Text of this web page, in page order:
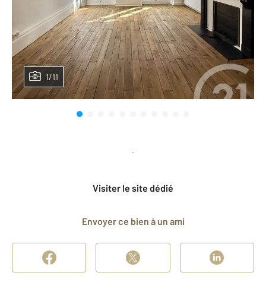
1/11
Visiter le site dédié
Envoyer ce bien à un ami